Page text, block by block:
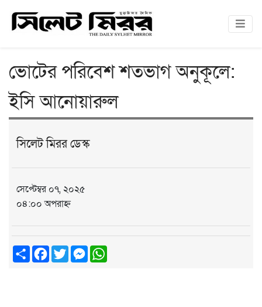
ভোটের পরিবেশ শতভাগ অনুকূলে:
ইসি আনোয়ারুল
সিলেট মিরর ডেস্ক
সেপ্টেম্বর ০৭, ২০২৫
০৪:০০ অপরাহ্ন
ShareFacebook
TwitterMessenger